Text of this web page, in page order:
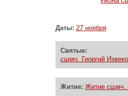
Даты: 27 ноября
Святые:
сщмч. Георгий
Житие: Житие сщмч.